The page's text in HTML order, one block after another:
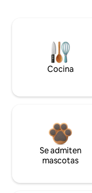
Cocina
Se admiten
mascotas